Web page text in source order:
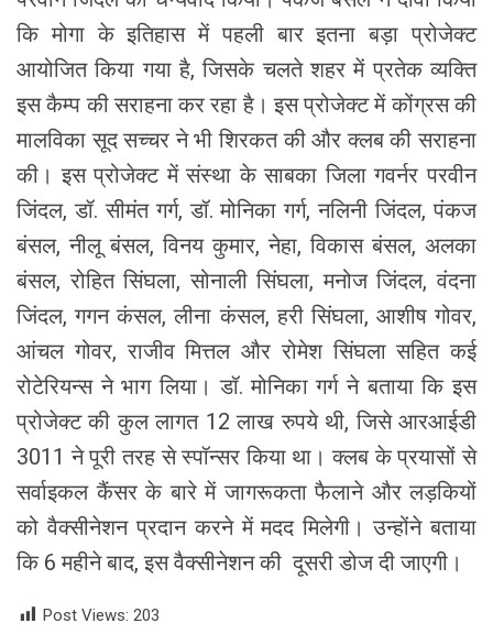
कि मोगा के इतिहास में पहली बार इतना बड़ा प्रोजेक्ट
आयोजित किया गया है, जिसके चलते शहर में प्रतेक व्यक्ति
इस कैम्प की सराहना कर रहा है। इस प्रोजेक्ट में कोंग्रस की
मालविका सूद सच्चर ने भी शिरकत की और क्लब की सराहना
की। इस प्रोजेक्ट में संस्था के साबका जिला गवर्नर परवीन
जिंदल, डॉ. सीमंत गर्ग, डॉ. मोनिका गर्ग, नलिनी जिंदल, पंकज
बंसल, नीलू बंसल, विनय कुमार, नेहा, विकास बंसल, अलका
बंसल, रोहित सिंघला, सोनाली सिंघला, मनोज जिंदल, वंदना
जिंदल, गगन कंसल, लीना कंसल, हरी सिंघला, आशीष गोवर,
आंचल गोवर, राजीव मित्तल और रोमेश सिंघला सहित कई
रोटेरियन्स ने भाग लिया। डॉ. मोनिका गर्ग ने बताया कि इस
प्रोजेक्ट की कुल लागत 12 लाख रुपये थी, जिसे आरआईडी
3011 ने पूरी तरह से स्पॉन्सर किया था। क्लब के प्रयासों से
सर्वाइकल कैंसर के बारे में जागरूकता फैलाने और लड़कियों
को वैक्सीनेशन प्रदान करने में मदद मिलेगी। उन्होंने बताया
कि 6 महीने बाद, इस वैक्सीनेशन की दूसरी डोज दी जाएगी।
Post Views: 203